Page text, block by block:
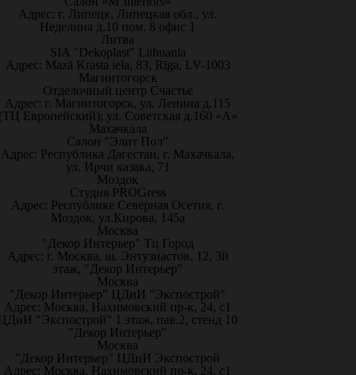
Адрес: г. Липецк, Липецкая обл., ул.
Неделина д.10 пом. 8 офис 1
Литва
SIA "Dekoplast" Lithuania
Адрес: Mazā Krasta iela, 83, Rīga, LV-1003
Магнитогорск
Отделочный центр Счастье
Адрес: г. Магнитогорск, ул. Ленина д.115
Европейский); ул. Советская д.160 «А»
Махачкала
Салон "Элит Пол"
Адрес: Республика Дагестан, г. Махачкала,
ул. Ирчи казака, 71
Моздок
Студия PROGress
Адрес: Республике Северная Осетия, г.
Моздок, ул.Кирова, 145а
Москва
"Декор Интерьер" Тц Город
Адрес: г. Москва, ш. Энтузиастов, 12, 3й
этаж, "Декор Интерьер"
Москва
"Декор Интерьер" ЦДиИ "Экспострой"
Адрес: Москва, Нахимовский пр-к, 24, с1
"Экспострой" 1 этаж, пав.2, стенд 10
"Декор Интерьер"
Москва
"Декор Интерьер" ЦДиИ Экспострой
Адрес: Москва, Нахимовский пр-к, 24, с1